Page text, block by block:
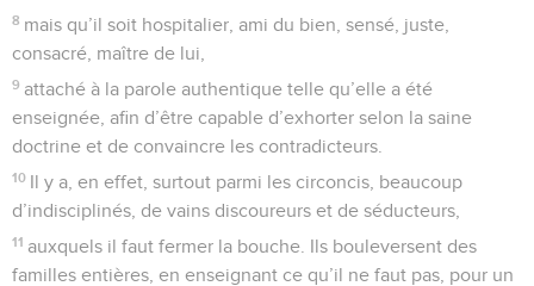
8 mais qu’il soit hospitalier, ami du bien, sensé, juste,
consacré, maître de lui,
9 attaché à la parole authentique telle qu’elle a été
enseignée, afin d’être capable d’exhorter selon la saine
doctrine et de convaincre les contradicteurs.
10 Il y a, en effet, surtout parmi les circoncis, beaucoup
d’indisciplinés, de vains discoureurs et de séducteurs,
11 auxquels il faut fermer la bouche. Ils bouleversent des
familles entières, en enseignant ce qu’il ne faut pas, pour un